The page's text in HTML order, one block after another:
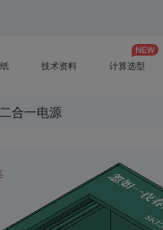
技术资料 计算选型
合一电源